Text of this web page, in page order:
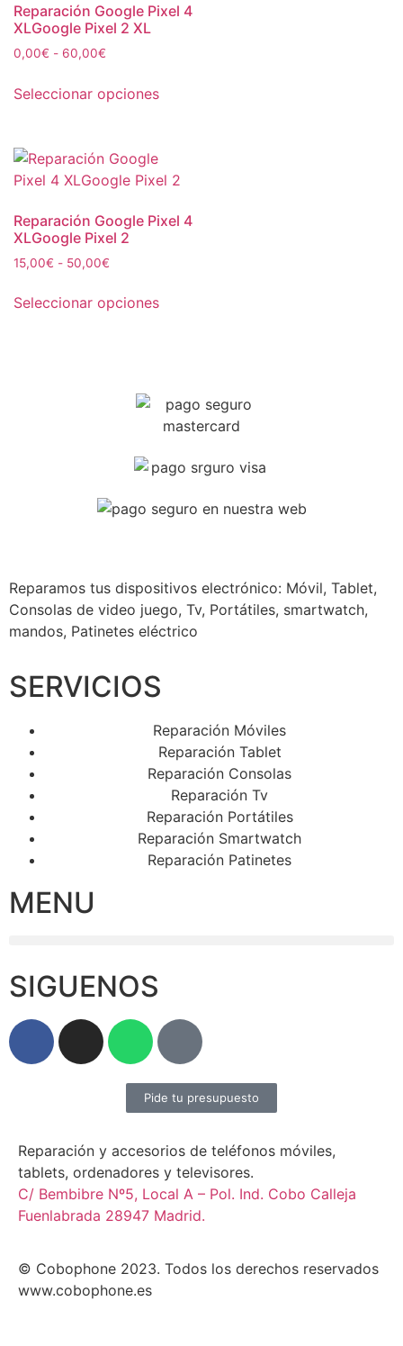
Reparación Google Pixel 4
XLGoogle Pixel 2 XL
0,00€ - 60,00€
Seleccionar opciones
Reparación Google Pixel 4
XLGoogle Pixel 2
15,00€ - 50,00€
Seleccionar opciones
Reparamos tus dispositivos electrónico: Móvil, Tablet,
Consolas de video juego, Tv, Portátiles, smartwatch,
mandos, Patinetes eléctrico
SERVICIOS
Reparación Móviles
Reparación Tablet
Reparación Consolas
Reparación Tv
Reparación Portátiles
Reparación Smartwatch
Reparación Patinetes
MENU
SIGUENOS
Pide tu presupuesto
Reparación y accesorios de teléfonos móviles,
tablets, ordenadores y televisores.
C/ Bembibre Nº5, Local A – Pol. Ind. Cobo Calleja
Fuenlabrada 28947 Madrid.
© Cobophone 2023. Todos los derechos reservados
www.cobophone.es